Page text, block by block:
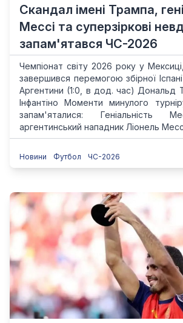
Скандал імені Трампа,
Мессі та суперзіркові
запам'ятався ЧС-2026
Чемпіонат світу 2026 року у
завершився перемогою збірної
Аргентини (1:0, в дод. час) Дональд
Інфантіно Моменти минулого
запам'яталися: Геніальність
аргентинський нападник Ліонель
Новини Футбол ЧС-2026